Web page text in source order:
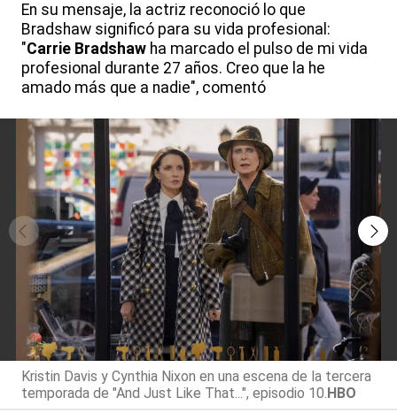
En su mensaje, la actriz reconoció lo que
Bradshaw significó para su vida profesional:
"Carrie Bradshaw ha marcado el pulso de mi vida
profesional durante 27 años. Creo que la he
amado más que a nadie", comentó
Kristin Davis y Cynthia Nixon en una escena de la tercera
temporada de "And Just Like That...", episodio 10.HBO